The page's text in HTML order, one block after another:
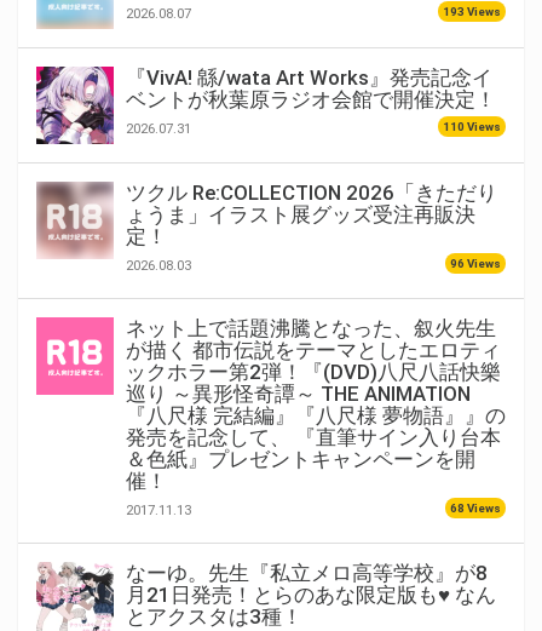
2026.08.07 193 Views
『VivA! 緜/wata Art Works』発売記念イ
ベントが秋葉原ラジオ会館で開催決定！
2026.07.31 110 Views
ツクル Re:COLLECTION 2026「きただり
ょうま」イラスト展グッズ受注再販決
定！
2026.08.03 96 Views
ネット上で話題沸騰となった、叙火先生
が描く 都市伝説をテーマとしたエロティ
ックホラー第2弾！『(DVD)八尺八話快樂
巡り ～異形怪奇譚～ THE ANIMATION
『八尺様 完結編』『八尺様 夢物語』』の
発売を記念して、 『直筆サイン入り台本
＆色紙』プレゼントキャンペーンを開
催！
2017.11.13 68 Views
なーゆ。先生『私立メロ高等学校』が8
月21日発売！とらのあな限定版も♥ なん
とアクスタは3種！